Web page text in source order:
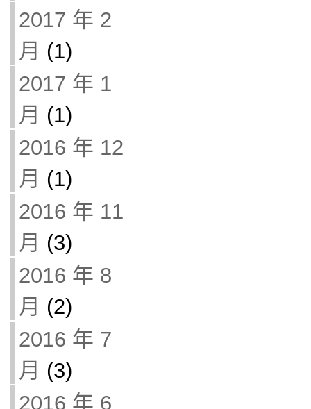
2017 年 2
月 (1)
2017 年 1
月 (1)
2016 年 12
月 (1)
2016 年 11
月 (3)
2016 年 8
月 (2)
2016 年 7
月 (3)
2016 年 6